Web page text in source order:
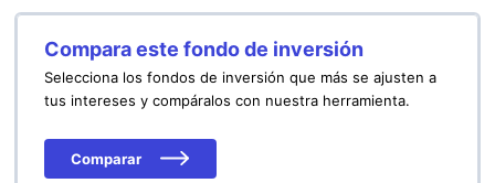
Compara este fondo de inversión
Selecciona los fondos de inversión que más se ajusten a
tus intereses y compáralos con nuestra herramienta.
Comparar